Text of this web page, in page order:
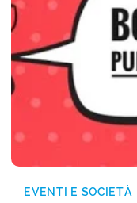
EVENTI E SOCIETÀ